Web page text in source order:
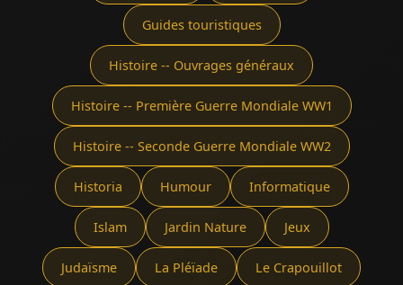
Guides touristiques
Histoire -- Ouvrages généraux
Histoire -- Première Guerre Mondiale WW1
Histoire -- Seconde Guerre Mondiale WW2
Historia Humour Informatique
Islam Jardin Nature Jeux
Judaïsme La Pléïade Le Crapouillot